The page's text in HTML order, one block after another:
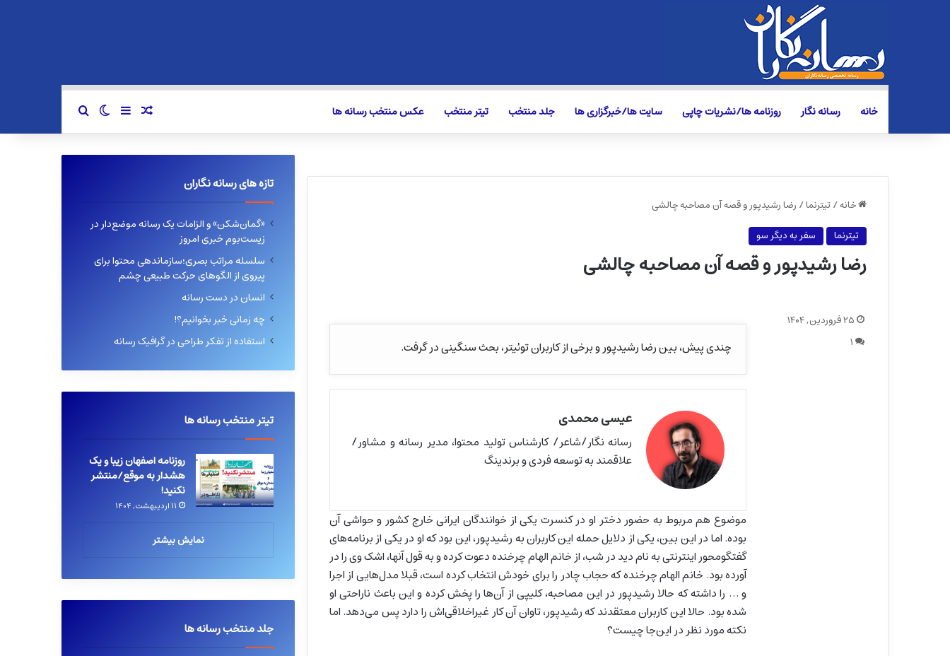
خانه رسانه نگار روزنامه ها/نشریات چاپی سایت ها/خبرگزاری ها جلد منتخب تیتر منتخب عکس منتخب رسانه ها نوشته تصادفی
سایدبارتغییر پوسته
خانه/تیترنما/ رضا رشیدپور و قصه آن مصاحبه چالشی
تیترنما
سفر به دیگر سو
رضا رشیدپور و قصه آن مصاحبه چالشی
چندی پیش، بین رضا رشیدپور و برخی از کاربران توئیتر، بحث سنگینی در گرفت.
عیسی محمدی
رسانه نگار/شاعر/ کارشناس تولید محتوا، مدیر رسانه و مشاور/
علاقمند به توسعه فردی و برندینگ
موضوع هم مربوط به حضور دختر او در کنسرت یکی از خوانندگان ایرانی خارج کشور و حواشی آن
بوده. اما در این بین، یکی از دلایل حمله این کاربران به رشیدپور، این بود که او در یکی از برنامه‌های
گفتگومحور اینترنتی به نام دید در شب، از خانم الهام چرخنده دعوت کرده و به قول آنها، اشک وی را در
آورده بود. خانم الهام چرخنده که حجاب چادر را برای خودش انتخاب کرده است، قبلا مدل‌هایی از اجرا
و … را داشته که حالا رشیدپور در این مصاحبه، کلیپی از آن‌ها را پخش کرده و این باعث ناراحتی او
شده بود. حالا این کاربران معتقدند که رشیدپور، تاوان آن کار غیراخلاقی‌اش را دارد پس می‌دهد. اما
نکته مورد نظر در این‌جا چیست؟
۲۵ فروردین, ۱۴۰۴
۱
تازه های رسانه نگاران
«گمان‌شکن» و الزامات یک رسانه موضع‌دار در
زیست‌بوم خبری امروز
سلسله مراتب بصری؛سازماندهی محتوا برای
پیروی از الگوهای حرکت طبیعی چشم
انسان در دست رسانه
چه زمانی خبر بخوانیم؟!
استفاده از تفکر طراحی در گرافیک رسانه
تیتر منتخب رسانه ها
روزنامه اصفهان زیبا و یک
هشدار به موقع/منتشر
نکنید!
۱۱ اردیبهشت, ۱۴۰۴
نمایش بیشتر
جلد منتخب رسانه ها